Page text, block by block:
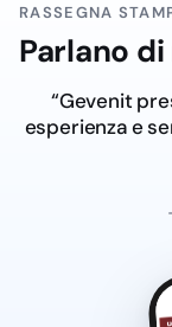
RASSEGNA
Parlano
“Gevenit
esperienza e